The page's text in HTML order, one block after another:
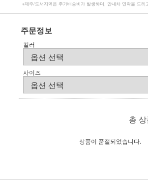
※제주/도서지역은 추가배송비가 발생하며, 안내차 연락을 드리
주문정보
컬러
사이즈
총
상품이 품절되었습니다.